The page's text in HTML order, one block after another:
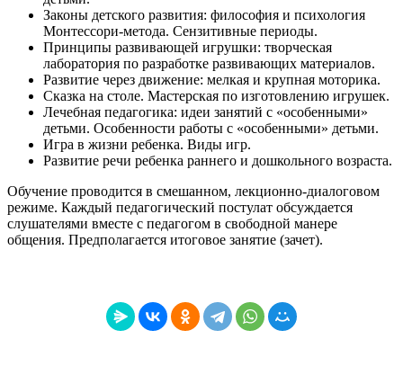
Законы детского развития: философия и психология
Монтессори-метода. Сензитивные периоды.
Принципы развивающей игрушки: творческая
лаборатория по разработке развивающих материалов.
Развитие через движение: мелкая и крупная моторика.
Сказка на столе. Мастерская по изготовлению игрушек.
Лечебная педагогика: идеи занятий с «особенными»
детьми. Особенности работы с «особенными» детьми.
Игра в жизни ребенка. Виды игр.
Развитие речи ребенка раннего и дошкольного возраста.
Обучение проводится в смешанном, лекционно-диалоговом
режиме. Каждый педагогический постулат обсуждается
слушателями вместе с педагогом в свободной манере
общения. Предполагается итоговое занятие (зачет).